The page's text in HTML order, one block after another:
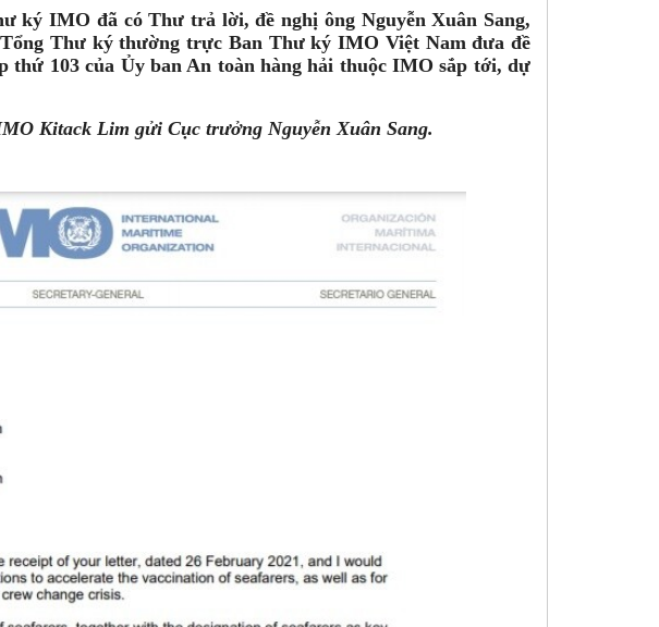
ký IMO đã có Thư trả lời, đề nghị ông Nguyễn Xuân Sang,
Thư ký thường trực Ban Thư ký IMO Việt Nam đưa đề
103 của Ủy ban An toàn hàng hải thuộc IMO sắp tới, dự
Kitack Lim gửi Cục trưởng Nguyễn Xuân Sang.